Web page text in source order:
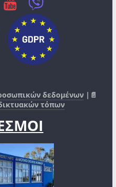
δεδομένων |📄
τόπων